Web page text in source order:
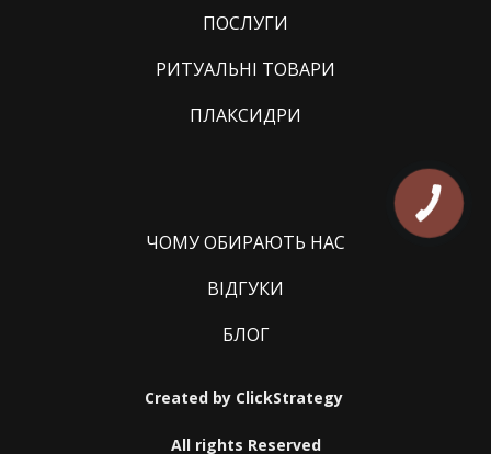
ПОСЛУГИ
РИТУАЛЬНІ ТОВАРИ
ПЛАКСИДРИ
ЧОМУ ОБИРАЮТЬ НАС
ВІДГУКИ
БЛОГ
Created by ClickStrategy
All rights Reserved
КНОПКА
ЗВ'ЯЗКУ